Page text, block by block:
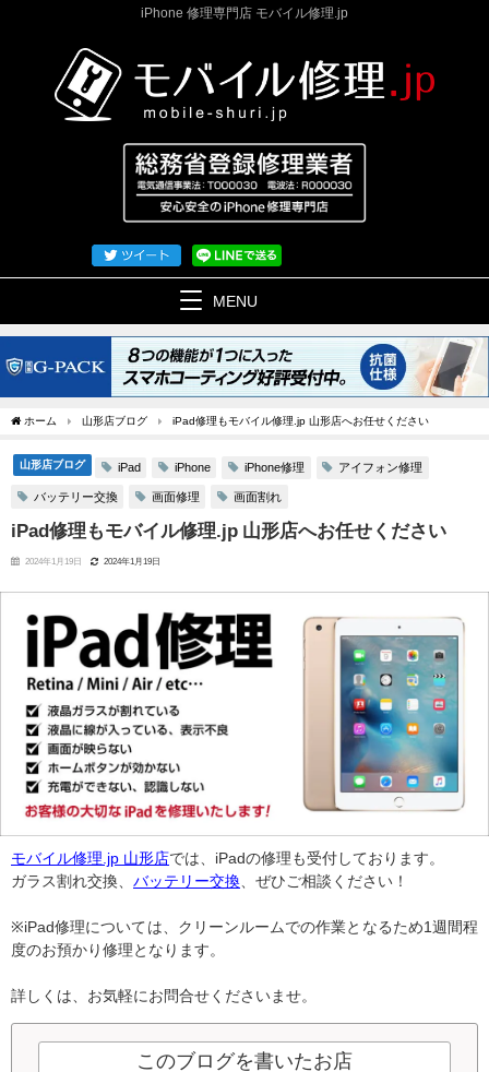
iPhone 修理専門店 モバイル修理.jp
MENU
ホーム 山形店ブログ iPad修理もモバイル修理.jp 山形店へお任せください
山形店ブログ iPad iPhone iPhone修理 アイフォン修理
バッテリー交換 画面修理 画面割れ
iPad修理もモバイル修理.jp 山形店へお任せください
2024年1月19日 2024年1月19日
モバイル修理.jp 山形店では、iPadの修理も受付しております。
ガラス割れ交換、 バッテリー交換 、ぜひご相談ください！
※iPad修理については、クリーンルームでの作業となるため1週間程
度のお預かり修理となります。
詳しくは、お気軽にお問合せくださいませ。
このブログを書いたお店